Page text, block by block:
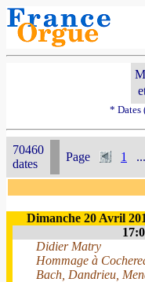
* Dates
70460
dates
Page 1 ...
Dimanche 20 Avril
Didier Matry
Hommage à
Bach, Dandrieu,